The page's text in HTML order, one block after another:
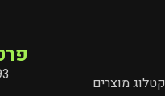
קטלוג מוצרים